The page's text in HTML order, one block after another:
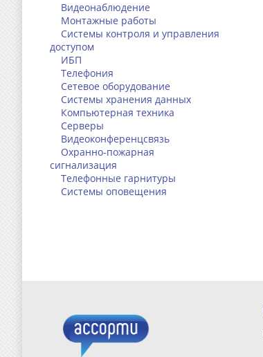
Видеонаблюдение
Монтажные работы
Системы контроля и управления
доступом
ИБП
Телефония
Сетевое оборудование
Системы хранения данных
Компьютерная техника
Серверы
Видеоконференцсвязь
Охранно-пожарная
сигнализация
Телефонные гарнитуры
Системы оповещения